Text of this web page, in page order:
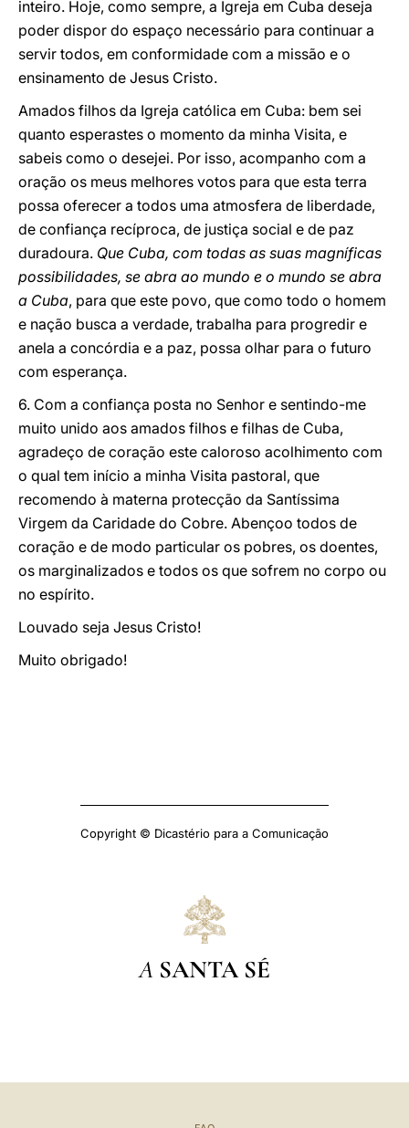
inteiro. Hoje, como sempre, a Igreja em Cuba deseja
poder dispor do espaço necessário para continuar a
servir todos, em conformidade com a missão e o
ensinamento de Jesus Cristo.
Amados filhos da Igreja católica em Cuba: bem sei
quanto esperastes o momento da minha Visita, e
sabeis como o desejei. Por isso, acompanho com a
oração os meus melhores votos para que esta terra
possa oferecer a todos uma atmosfera de liberdade,
de confiança recíproca, de justiça social e de paz
duradoura. Que Cuba, com todas as suas magníficas
possibilidades, se abra ao mundo e o mundo se abra
a Cuba, para que este povo, que como todo o homem
e nação busca a verdade, trabalha para progredir e
anela a concórdia e a paz, possa olhar para o futuro
com esperança.
6. Com a confiança posta no Senhor e sentindo-me
muito unido aos amados filhos e filhas de Cuba,
agradeço de coração este caloroso acolhimento com
o qual tem início a minha Visita pastoral, que
recomendo à materna protecção da Santíssima
Virgem da Caridade do Cobre. Abençoo todos de
coração e de modo particular os pobres, os doentes,
os marginalizados e todos os que sofrem no corpo ou
no espírito.
Louvado seja Jesus Cristo!
Muito obrigado!
Copyright © Dicastério para a Comunicação
A SANTA SÉ